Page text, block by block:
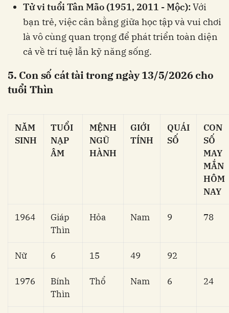
Tử vi tuổi Tân Mão (1951, 2011 - Mộc):Với
bạn trẻ, việc cân bằng giữa học tập và vui chơi
là vô cùng quan trọng để phát triển toàn diện
cả về trí tuệ lẫn kỹ năng sống.
5. Con số cát tài trong ngày 13/5/2026 cho
tuổi Thìn
NĂM
SINH
TUỔI
NẠP
ÂM
MỆNH
NGŨ
HÀNH
GIỚI
TÍNH
QUÁI
SỐ
CON
SỐ
MAY
MẮN
HÔM
NAY
1964
Giáp
Thìn
Hỏa Nam 9 78
Nữ 6 15 49 92
1976
Bính
Thìn
Thổ Nam 6 24